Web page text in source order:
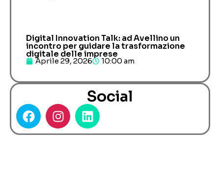
Digital Innovation Talk: ad Avellino un
incontro per guidare la trasformazione
digitale delle imprese
Aprile 29, 2026 10:00 am
Social